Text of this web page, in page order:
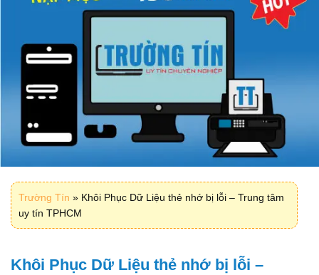
Trường Tín » Khôi Phục Dữ Liệu thẻ nhớ bị lỗi – Trung tâm
uy tín TPHCM
Khôi Phục Dữ Liệu thẻ nhớ bị lỗi –